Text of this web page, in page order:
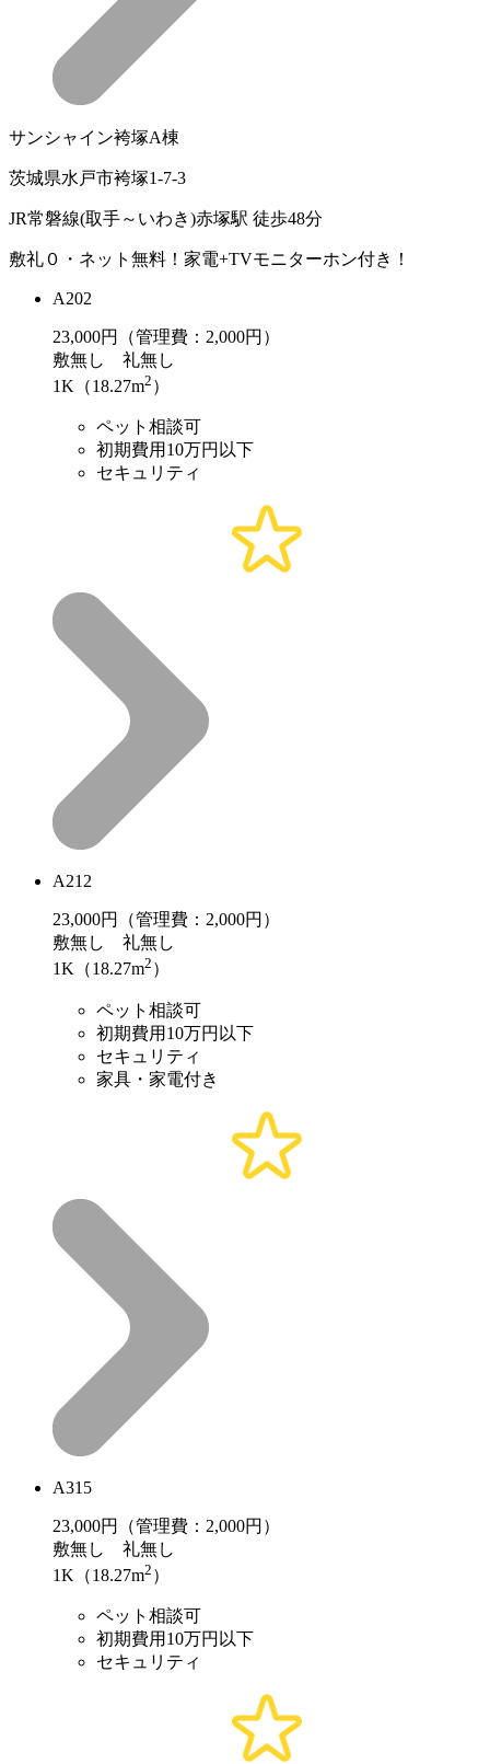
サンシャイン袴塚A棟
茨城県水戸市袴塚1-7-3
JR常磐線(取手～いわき)赤塚駅 徒歩48分
敷礼０・ネット無料！家電+TVモニターホン付き！
A202
23,000円（管理費：2,000円）
敷無し 礼無し
1K（18.27m2 ）
ペット相談可
初期費用10万円以下
セキュリティ
A212
23,000円（管理費：2,000円）
敷無し 礼無し
1K（18.27m2 ）
ペット相談可
初期費用10万円以下
セキュリティ
家具・家電付き
A315
23,000円（管理費：2,000円）
敷無し 礼無し
1K（18.27m2 ）
ペット相談可
初期費用10万円以下
セキュリティ